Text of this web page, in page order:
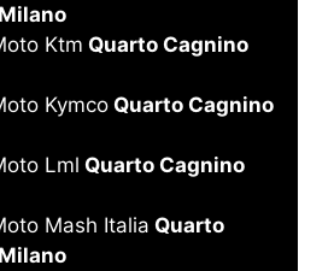
Ktm Quarto Cagnino
Kymco Quarto Cagnino
Lml Quarto Cagnino
Mash Italia Quarto